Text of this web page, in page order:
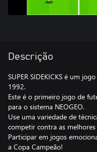
Descrição
SUPER SIDEKICKS é um
1992.
Este é o primeiro jogo de
para o sistema NEOGEO.
Use uma variedade de
competir contra as
Participar em jogos
a Copa Campeão!